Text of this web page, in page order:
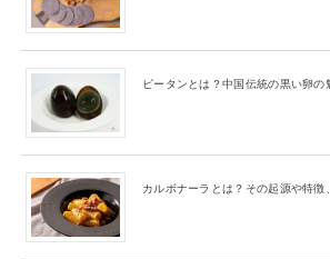
ピータンとは？中国伝統の黒い卵
カルボナーラとは？その起源や特